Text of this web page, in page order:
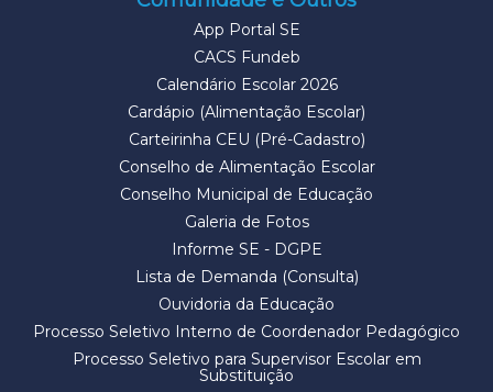
App Portal SE
CACS Fundeb
Calendário Escolar 2026
Cardápio (Alimentação Escolar)
Carteirinha CEU (Pré-Cadastro)
Conselho de Alimentação Escolar
Conselho Municipal de Educação
Galeria de Fotos
Informe SE - DGPE
Lista de Demanda (Consulta)
Ouvidoria da Educação
Processo Seletivo Interno de Coordenador Pedagógico
Processo Seletivo para Supervisor Escolar em
Substituição